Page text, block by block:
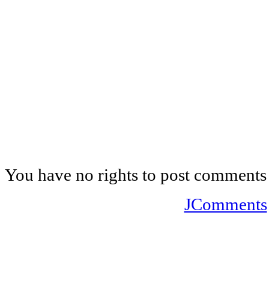
You have no rights to post comments
JComments